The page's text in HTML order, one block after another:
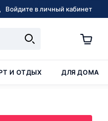
Войдите в личный кабинет
И ОТДЫХ ДЛЯ ДОМА